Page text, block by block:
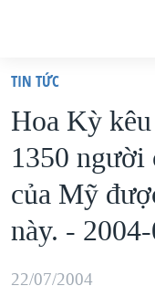
truy
cập
Tới
nội
dung
chính
Tới
VIỆT NAM
HOA KỲ
BIỂN ĐÔNG
THẾ GIỚI
TIN TỨC
Hoa Kỳ
1350 người
của Mỹ
này. -
22/07/2004